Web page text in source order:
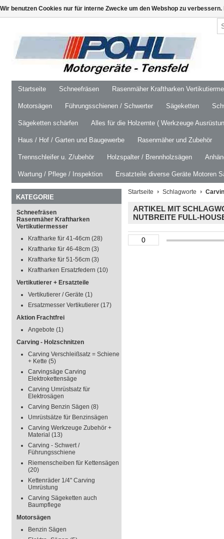
Startseite Schneefräsen Rasenmäher Kraftharken
Motorsägen Führungsschienen / Schwerter Sägeketten
Sägeketten schärfen Alles für die Holzernte ( Werkzeuge
Haus / Hof / Garten und Baugewerbe Rasenmäher und Zubehör
Trennschleifer u. Z/ubehör Holzspalter / Brennholzsägen
Wartung / Pflege / Inspektion Ersatzteile diverse Geräte Motoren
KATEGORIE
Schneefräsen
Rasenmäher Kraftharken
Vertikutiermesser
Kraftharke für 41-46cm (28)
Kraftharke für 46-48cm (3)
Kraftharke für 51-56cm (3)
Kraftharken Ersatzfedern (10)
Vertikutierer + Ersatzteile
Vertikutierer / Geräte (1)
Ersatzmesser Vertikutierer (17)
Aktion Frachtfrei
Angebote (1)
Carving - Holzschnitzen
Carving Verschleißsatz = Schiene
+ Kette (5)
Carvingsäge Carving
Elektrokettensäge
Carving Umrüstsatz für
Elektrosägen
Carving Benzin Sägen (8)
Umrüstsätze für Benzinsägen
Carving Werkzeuge Zubehör +
Material (13)
Carving - Schwert /
Führungsschiene
Riemenscheiben für Kettensägen
(20)
Kettenräder 1/4" Carving
Umrüstung
Carving Sägeketten auch
Baumpflege
Motorsägen
Benzin Sägen
Startseite Schlagworte
ARTIKEL MIT
NUTBREITE FULL-
Wir benutzen Cookies nur für interne Zwecke um den Webshop zu